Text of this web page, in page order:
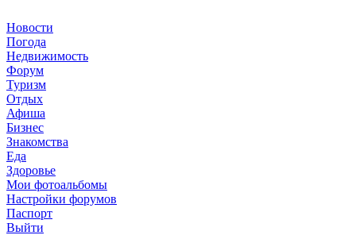
Новости
Погода
Недвижимость
Форум
Туризм
Отдых
Афиша
Бизнес
Знакомства
Еда
Здоровье
Мои фотоальбомы
Настройки форумов
Паспорт
Выйти